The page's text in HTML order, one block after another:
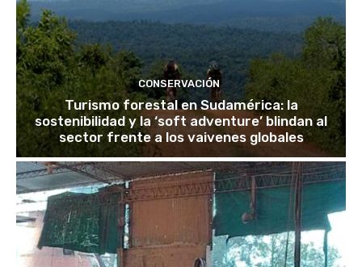
CONSERVACIÓN
Turismo forestal en Sudamérica: la
sostenibilidad y la ‘soft adventure’ blindan al
sector frente a los vaivenes globales